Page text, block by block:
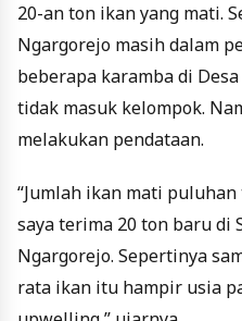
20-an ton ikan yang mati.
Ngargorejo masih dalam
beberapa karamba di
tidak masuk kelompok.
melakukan pendataan.
“Jumlah ikan mati
saya terima 20 ton baru di
Ngargorejo. Sepertinya
rata ikan itu hampir usia